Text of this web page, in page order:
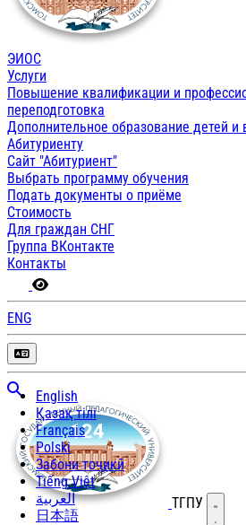
ЭИОС
Услуги
Повышение квалификации и
переподготовка
Дополнительное образование детей и
Абитуриенту
Сайт "Абитуриент"
Выбрать программу обучения
Подать документы о приёме
Стоимость
Для граждан СНГ
Группа ВКонтакте
Контакты
ENG
English
Қазақ тілі
Français
Polski
Забони тоҷикӣ
Tiếng Việt
العربية
日本語
ТГПУ